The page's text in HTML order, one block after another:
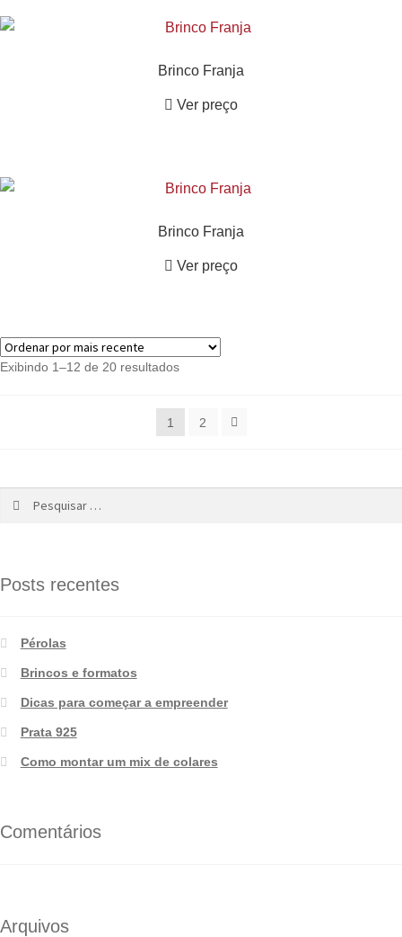
Brinco Franja
Ver preço
Brinco Franja
Ver preço
Exibindo 1–12 de 20 resultados
1 2
Posts recentes
Pérolas
Brincos e formatos
Dicas para começar a empreender
Prata 925
Como montar um mix de colares
Comentários
Arquivos